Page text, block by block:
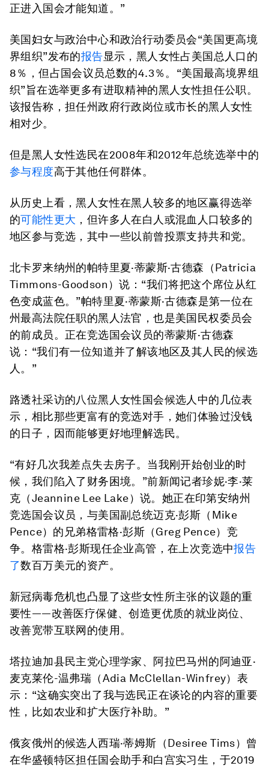
正进入国会才能知道。”
美国妇女与政治中心和政治行动委员会“美国更高境
界组织”发布的报告显示，黑人女性占美国总人口的
8％，但占国会议员总数的4.3％。“美国最高境界组
织”旨在选举更多有进取精神的黑人女性担任公职。
该报告称，担任州政府行政岗位或市长的黑人女性
相对少。
但是黑人女性选民在2008年和2012年总统选举中的
参与程度高于其他任何群体。
从历史上看，黑人女性在黑人较多的地区赢得选举
的可能性更大 ，但许多人在白人或混血人口较多的
地区参与竞选，其中一些以前曾投票支持共和党。
北卡罗来纳州的帕特里夏·蒂蒙斯·古德森（Patricia
Timmons-Goodson）说：“我们将把这个席位从红
色变成蓝色。”帕特里夏·蒂蒙斯·古德森是第一位在
州最高法院任职的黑人法官，也是美国民权委员会
的前成员。正在竞选国会议员的蒂蒙斯·古德森
说：“我们有一位知道并了解该地区及其人民的候选
人。”
路透社采访的八位黑人女性国会候选人中的几位表
示，相比那些更富有的竞选对手，她们体验过没钱
的日子，因而能够更好地理解选民。
“有好几次我差点失去房子。当我刚开始创业的时
候，我们陷入了财务困境。”前新闻记者珍妮·李·莱
克（Jeannine Lee Lake）说。她正在印第安纳州
竞选国会议员，与美国副总统迈克·彭斯（Mike
Pence）的兄弟格雷格·彭斯（Greg Pence）竞
争。格雷格·彭斯现任企业高管，在上次竞选中报告
了数百万美元的资产。
新冠病毒危机也凸显了这些女性所主张的议题的重
要性——改善医疗保健、创造更优质的就业岗位、
改善宽带互联网的使用。
塔拉迪加县民主党心理学家、阿拉巴马州的阿迪亚·
麦克莱伦-温弗瑞（Adia McClellan-Winfrey）表
示：“这确实突出了我与选民正在谈论的内容的重要
性，比如农业和扩大医疗补助。”
俄亥俄州的候选人西瑞·蒂姆斯（Desiree Tims）曾
在华盛顿特区担任国会助手和白宫实习生，于2019